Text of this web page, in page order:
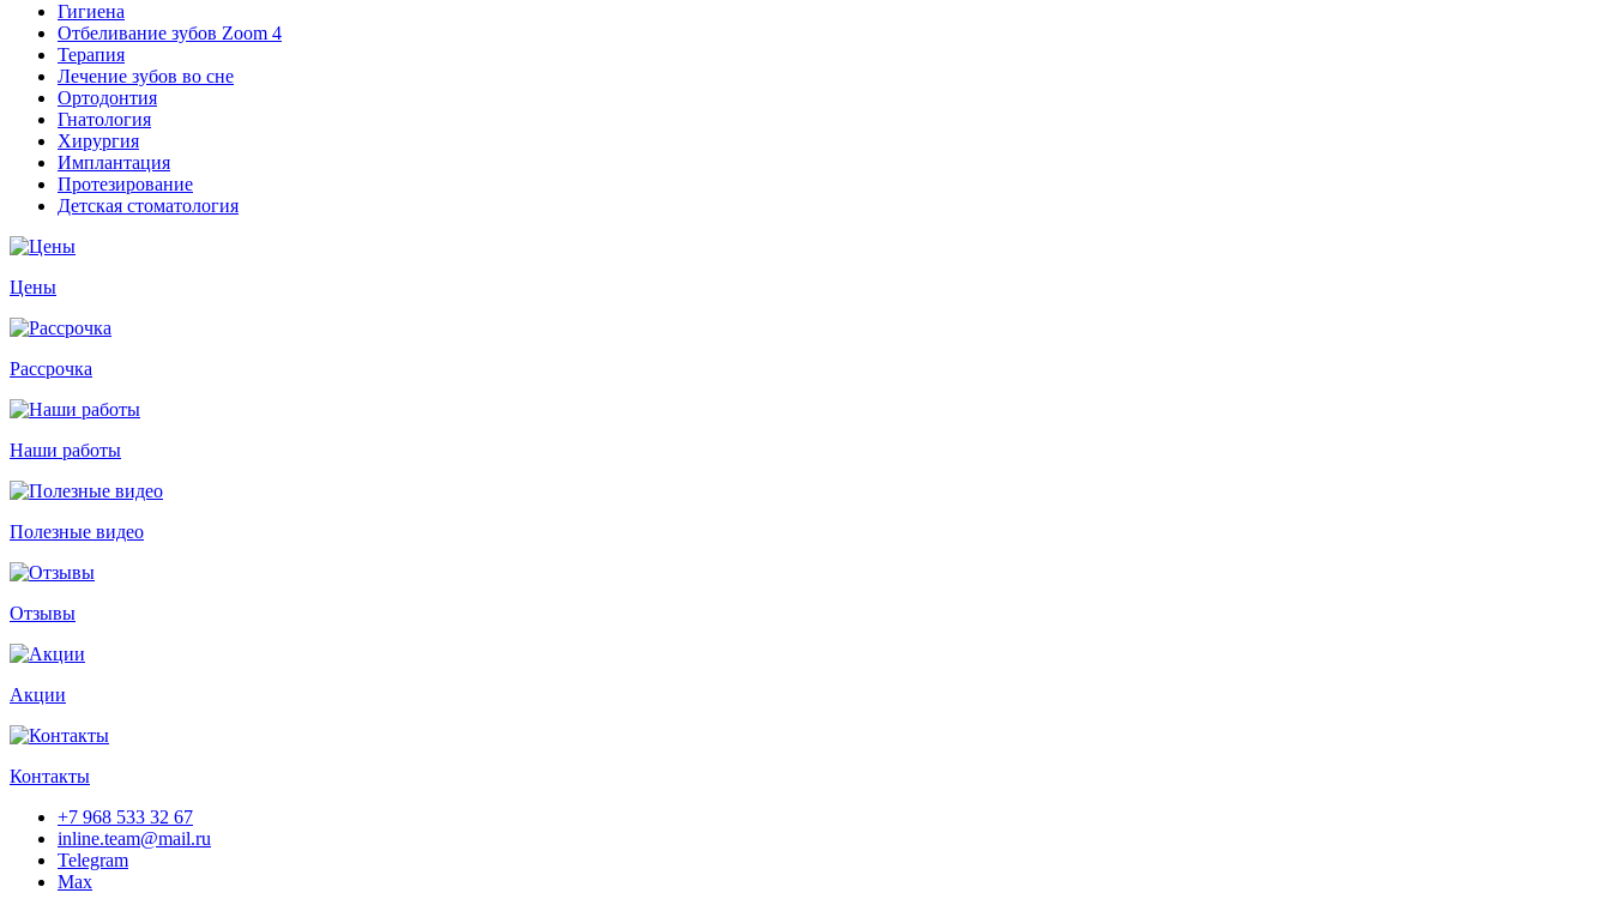
Гигиена
Отбеливание зубов Zoom 4
Терапия
Лечение зубов во сне
Ортодонтия
Гнатология
Хирургия
Имплантация
Протезирование
Детская стоматология
Цены
Рассрочка
Наши работы
Полезные видео
Отзывы
Акции
Контакты
+7 968 533 32 67
inline.team@mail.ru
Telegram
Max